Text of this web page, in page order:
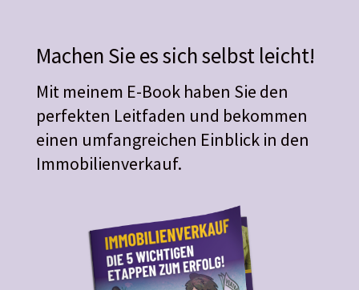
Machen Sie es sich selbst leicht!
Mit meinem E-Book haben Sie den
perfekten Leitfaden und bekommen
einen umfangreichen Einblick in den
Immobilienverkauf.